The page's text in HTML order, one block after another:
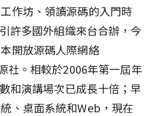
作坊、領讀源碼的入門時
許多國外組織來台合辦，今
開放源碼人際網絡
社。相較於2006年第一屆年
和演講場次已成長十倍；早
、桌面系統和Web，現在